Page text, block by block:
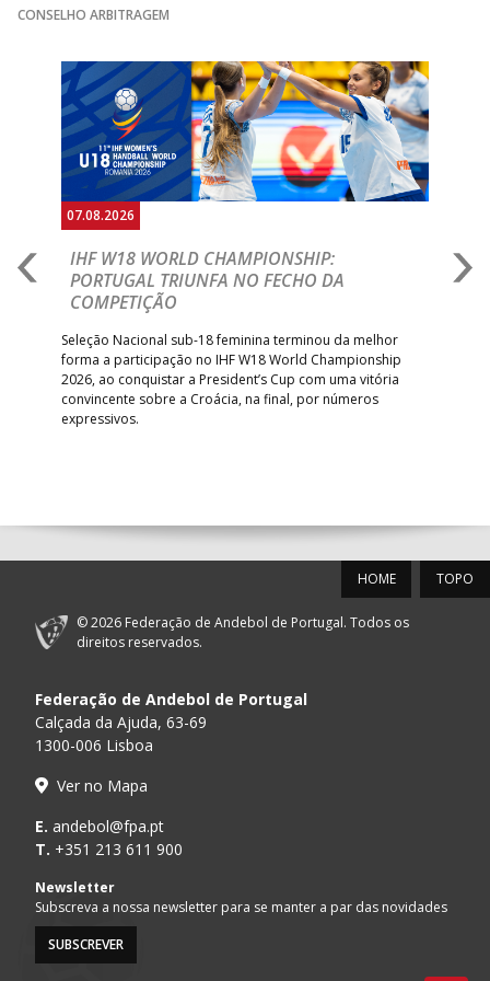
15:00 13 VITÓRIA SC
9
GINÁSIOCSTIRSO /
RETROTARGET
_ - _
MARÍTIMO
ANDEBOL SAD
142 CALE _ - _
ABC DE BRAGA /
Bettermann
143
AD ACADEMIA
ANDEBOL SPS
_ - _ CDE GIL EANES
18:30 12
MILANEZA
_ - _ CF OS
14
PÓVOA AC /
140 CD FEIRENSE /Movit _ - _
CJ A. GARRETT
/Pristivus
6-SET-2026
15:00 147 MADEIRA SAD
15:00 20 CF OS BELENENSES
16:00
16:00 16
ANDEBOL SAD
17:00 149
Bettermann
17:00 357
CONSELHO ARBITRAGEM
07.08.2026
IHF W18 WORLD CHAMPIONSHIP:
PORTUGAL TRIUNFA NO FECHO DA
COMPETIÇÃO
Seleção Nacional sub-18 feminina terminou da melhor
forma a participação no IHF W18 World Championship
2026, ao conquistar a President’s Cup com uma vitória
convincente sobre a Croácia, na final, por números
expressivos.
Anterior
TOPO
HOME
© 2026 Federação de Andebol de Portugal. Todos os
direitos reservados.
Federação de Andebol de Portugal
Calçada da Ajuda, 63-69
1300-006 Lisboa
Ver no Mapa
E. andebol@fpa.pt
T. +351 213 611 900
Newsletter
Subscreva a nossa newsletter para se manter a par das novidades
SUBSCREVER